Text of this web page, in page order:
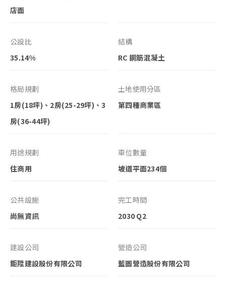
店面
公設比
35.14%
結構
RC 鋼筋混凝土
格局規劃
1房(18坪)、2房(25-29坪)、3
房(36-44坪)
土地使用分區
第四種商業區
用途規劃
住商用
車位數量
坡道平面234個
公共設施
尚無資訊
完工時間
2030 Q2
建設公司
鉅陞建設股份有限公司
營造公司
藍圖營造股份有限公司